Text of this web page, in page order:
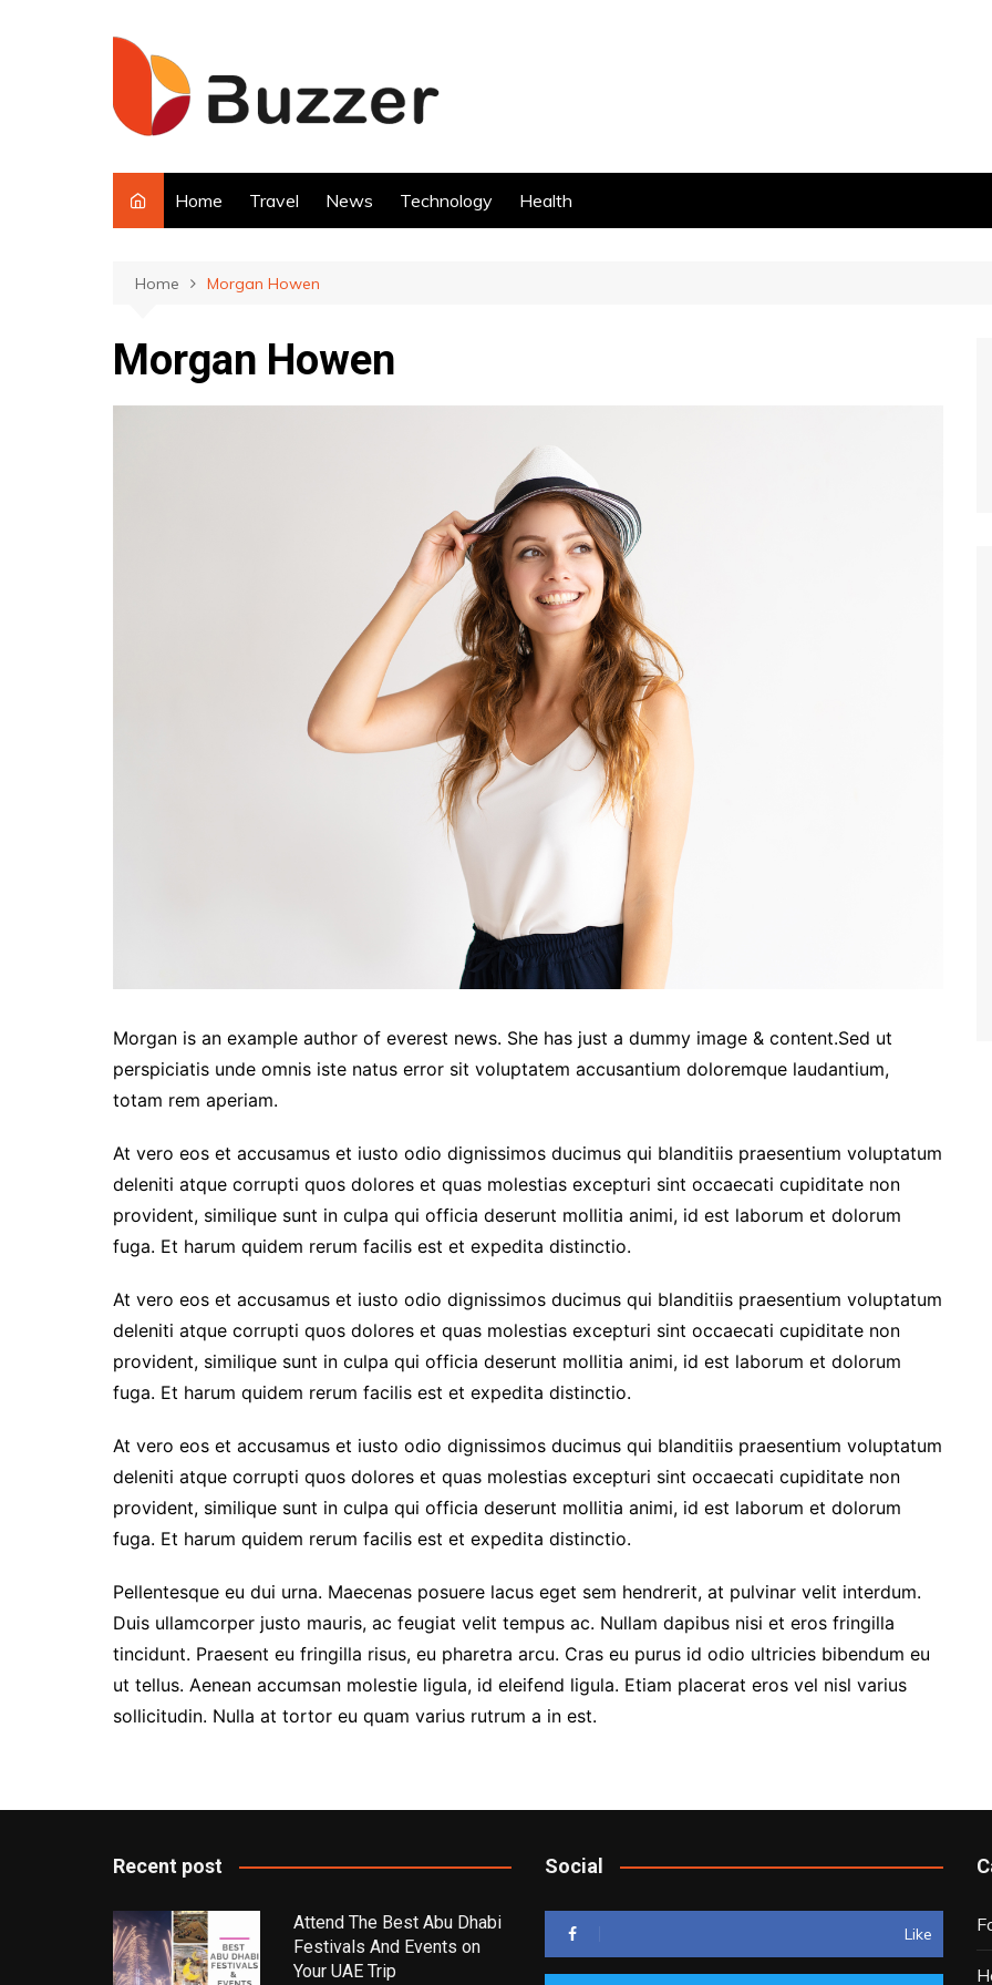
Home Travel News Technology Health
Home Morgan Howen
Morgan Howen
Morgan is an example author of everest news. She has just a dummy image & content.Sed ut
perspiciatis unde omnis iste natus error sit voluptatem accusantium doloremque laudantium,
totam rem aperiam.
At vero eos et accusamus et iusto odio dignissimos ducimus qui blanditiis praesentium voluptatum
deleniti atque corrupti quos dolores et quas molestias excepturi sint occaecati cupiditate non
provident, similique sunt in culpa qui officia deserunt mollitia animi, id est laborum et dolorum
fuga. Et harum quidem rerum facilis est et expedita distinctio.
At vero eos et accusamus et iusto odio dignissimos ducimus qui blanditiis praesentium voluptatum
deleniti atque corrupti quos dolores et quas molestias excepturi sint occaecati cupiditate non
provident, similique sunt in culpa qui officia deserunt mollitia animi, id est laborum et dolorum
fuga. Et harum quidem rerum facilis est et expedita distinctio.
At vero eos et accusamus et iusto odio dignissimos ducimus qui blanditiis praesentium voluptatum
deleniti atque corrupti quos dolores et quas molestias excepturi sint occaecati cupiditate non
provident, similique sunt in culpa qui officia deserunt mollitia animi, id est laborum et dolorum
fuga. Et harum quidem rerum facilis est et expedita distinctio.
Pellentesque eu dui urna. Maecenas posuere lacus eget sem hendrerit, at pulvinar velit interdum.
Duis ullamcorper justo mauris, ac feugiat velit tempus ac. Nullam dapibus nisi et eros fringilla
tincidunt. Praesent eu fringilla risus, eu pharetra arcu. Cras eu purus id odio ultricies bibendum eu
ut tellus. Aenean accumsan molestie ligula, id eleifend ligula. Etiam placerat eros vel nisl varius
sollicitudin. Nulla at tortor eu quam varius rutrum a in est.
Recent post
Attend The Best Abu Dhabi
Festivals And Events on
Your UAE Trip
Social
Like